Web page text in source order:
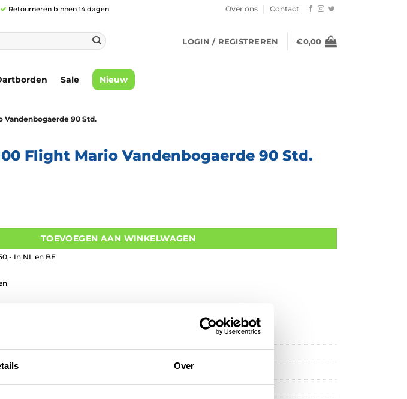
Over
Retourneren binnen 14 dagen Over ons Contact
LOGIN / REGISTREREN €0,00
Sale Nieuw
Vandenbogaerde 90 Std.
Flight Mario Vandenbogaerde 90 Std.
TOEVOEGEN AAN WINKELWAGEN
In NL en BE
,Bull's NL Flights Standaard